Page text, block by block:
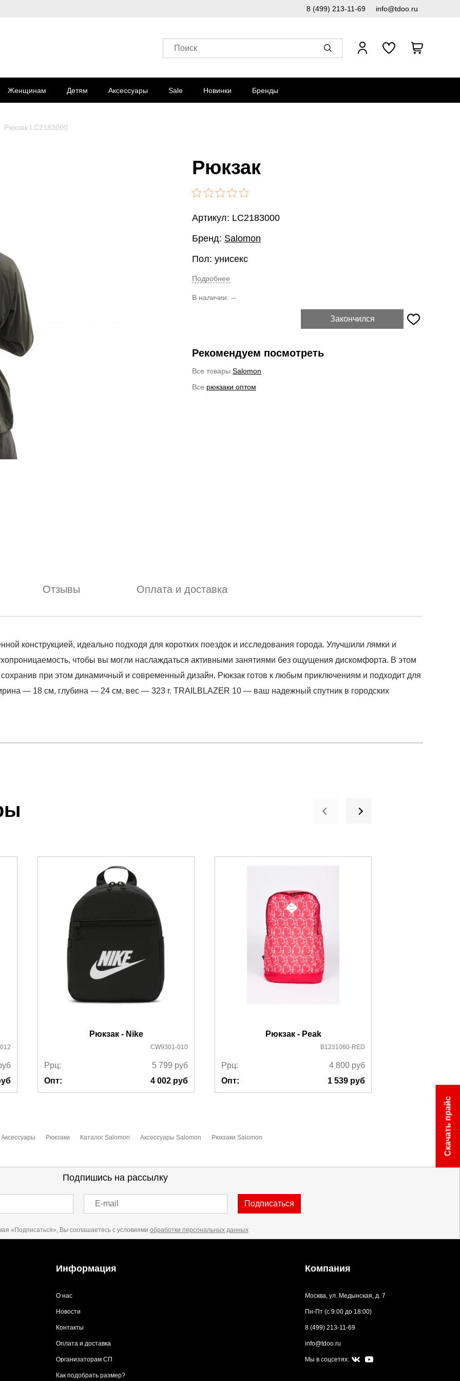
8 (499) 213-11-69 info@tdoo.ru
Поиск
Женщинам Детям Аксессуары Sale Новинки Бренды
Рюкзак LC2183000
Рюкзак
Артикул: LC2183000
Бренд: Salomon
Пол: унисекс
Подробнее
В наличии: --
Закончился
Рекомендуем посмотреть
Все товары Salomon
Все рюкзаки оптом
Отзывы Оплата и доставка
конструкцией, идеально подходя для коротких поездок и исследования города. Улучшили лямки и
чтобы вы могли наслаждаться активными занятиями без ощущения дискомфорта. В этом
при этом динамичный и современный дизайн. Рюкзак готов к любым приключениям и подходит для
— 18 см, глубина — 24 см, вес — 323 г. TRAILBLAZER 10 — ваш надежный спутник в городских
счета менеджером.
который высылает менеджер.
с Почтой Росии и СДЭК.
ознакомиться
Рюкзак - Nike
CW9301-010
Ррц: 5 799 руб
Опт:
4 002 руб
Рюкзак - Peak
B1231060-RED
Ррц: 4 800 руб
Опт:
1 539 руб
Аксессуары Рюкзаки Каталог Salomon Аксессуары Salomon Рюкзаки Salomon
Подпишись на рассылку
E-mail Подписаться
«Подписаться», Вы соглашаетесь с условиями обработки персональных данных
Информация
О нас
Новости
Контакты
Оплата и доставка
Организаторам СП
Как подобрать размер?
Компания
Москва, ул. Медынская, д. 7
Пн-Пт (с 9:00 до 18:00)
8 (499) 213-11-69
info@tdoo.ru
Мы в соцсетях:
Скачать прайс